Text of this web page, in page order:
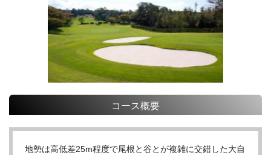
コース概要
地勢は高低差25m程度で尾根と谷とが複雑に交錯した大自